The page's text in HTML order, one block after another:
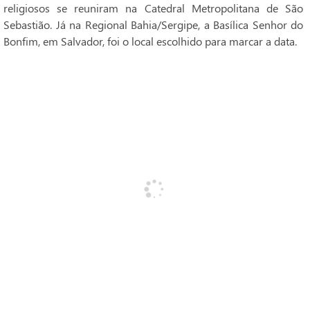
religiosos se reuniram na Catedral Metropolitana de São
Sebastião. Já na Regional Bahia/Sergipe, a Basílica Senhor do
Bonfim, em Salvador, foi o local escolhido para marcar a data.